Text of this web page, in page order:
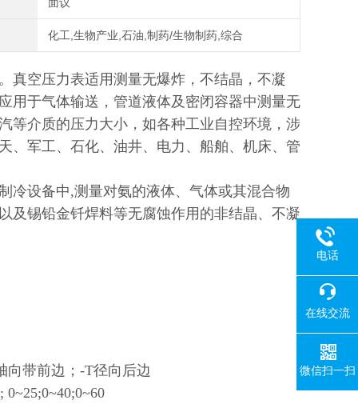
化工,生物产业,石油,制药/生物制药,综合
真空压力表适用测量无爆炸，不结晶，不凝
用于气体输送，管道液体及密闭容器中测量无
等介质的压力大小，如各种工业自控环境，涉
、军工、石化、油井、电力、船舶、机床、管
冷设备中,测量对氨的液体、气体或其混合物
及锡铅金钎焊料等无腐蚀作用的非结晶、不凝
向带前边；-T径向后边
电话
在线交流
微信扫一扫